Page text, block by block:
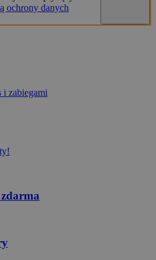
ochrony danych
i zabiegami